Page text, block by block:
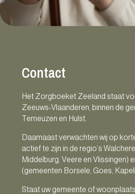
Contact
Het Zorgboeket Zeeland staat
Zeeuws-Vlaanderen, binnen de
Terneuzen en Hulst.
Daarnaast verwachten wij op
actief te zijn in de regio’s
Middelburg, Veere en Vlissingen)
(gemeenten Borsele, Goes,
Staat uw gemeente of